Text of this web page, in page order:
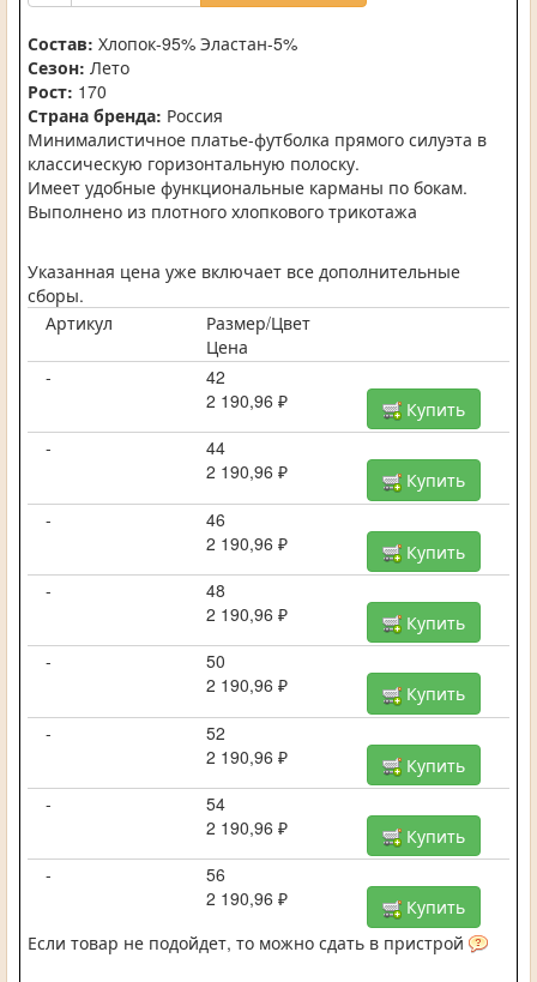
Состав: Хлопок-95% Эластан-5%
Сезон: Лето
Рост: 170
Страна бренда: Россия
Минималистичное платье-футболка прямого силуэта в
классическую горизонтальную полоску.
Имеет удобные функциональные карманы по бокам.
Выполнено из плотного хлопкового трикотажа
Указанная цена уже включает все дополнительные
сборы.
Артикул
Размер/Цвет
Цена
-
42
2 190,96 ₽
Купить
-
44
2 190,96 ₽
Купить
-
46
2 190,96 ₽
Купить
-
48
2 190,96 ₽
Купить
-
50
2 190,96 ₽
Купить
-
52
2 190,96 ₽
Купить
-
54
2 190,96 ₽
Купить
-
56
2 190,96 ₽
Купить
Если товар не подойдет, то можно сдать в пристрой